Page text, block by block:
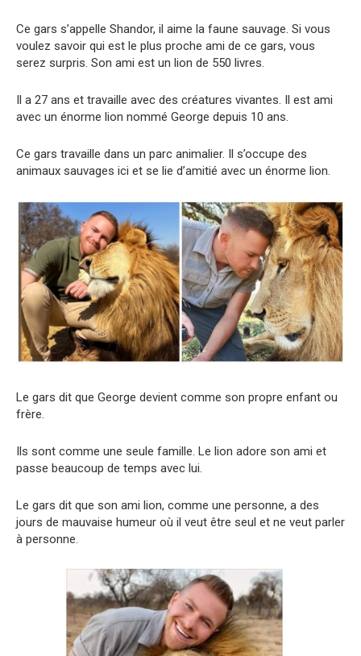
Ce gars s’appelle Shandor, il aime la faune sauvage. Si vous
voulez savoir qui est le plus proche ami de ce gars, vous
serez surpris. Son ami est un lion de 550 livres.
Il a 27 ans et travaille avec des créatures vivantes. Il est ami
avec un énorme lion nommé George depuis 10 ans.
Ce gars travaille dans un parc animalier. Il s’occupe des
animaux sauvages ici et se lie d’amitié avec un énorme lion.
Le gars dit que George devient comme son propre enfant ou
frère.
Ils sont comme une seule famille. Le lion adore son ami et
passe beaucoup de temps avec lui.
Le gars dit que son ami lion, comme une personne, a des
jours de mauvaise humeur où il veut être seul et ne veut parler
à personne.